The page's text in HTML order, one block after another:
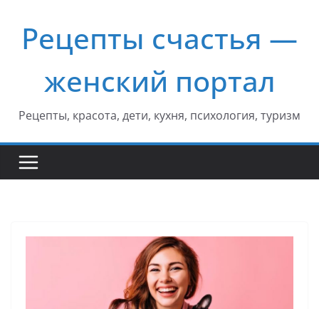
содержимому
Рецепты счастья —
женский портал
Рецепты, красота, дети, кухня, психология, туризм